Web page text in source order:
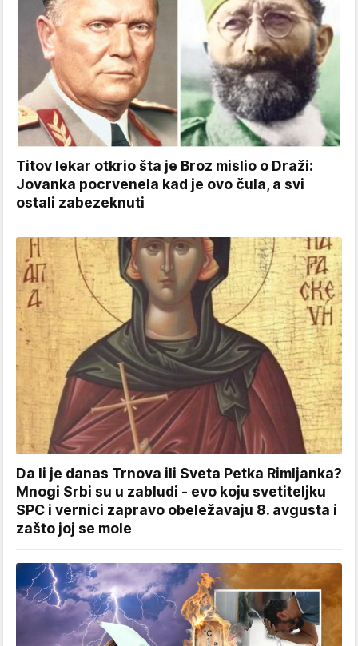
Titov lekar otkrio šta je Broz mislio o Draži:
Jovanka pocrvenela kad je ovo čula, a svi
ostali zabezeknuti
Da li je danas Trnova ili Sveta Petka Rimljanka?
Mnogi Srbi su u zabludi - evo koju svetiteljku
SPC i vernici zapravo obeležavaju 8. avgusta i
zašto joj se mole